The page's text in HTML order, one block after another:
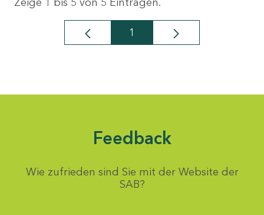
Seite
1
Feedback
Wie zufrieden sind Sie mit der Website der
SAB?